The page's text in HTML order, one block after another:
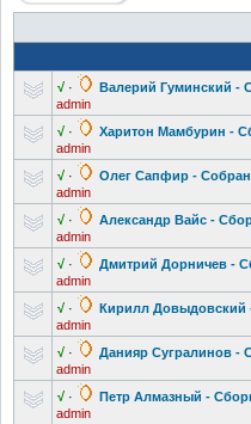
√ · Валерий Гуминский -
admin
√ · Харитон Мамбурин -
admin
√ ·
Олег Сапфир -
admin
√ · Александр Вайс -
admin
√ · Дмитрий Дорничев -
admin
√ · Кирилл Довыдовский
admin
√ ·
Данияр Сугралинов -
admin
√ · Петр Алмазный -
admin